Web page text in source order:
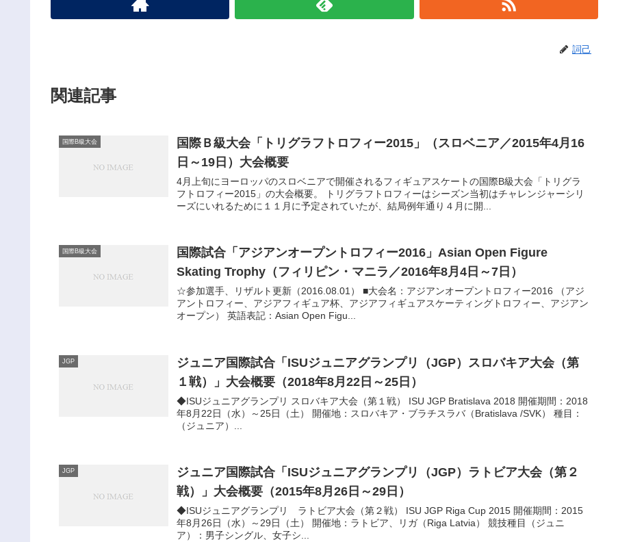
詞己
関連記事
国際B級大会
国際Ｂ級大会「トリグラフトロフィー2015」（スロベニア／2015年4月16
日～19日）大会概要
4月上旬にヨーロッパのスロベニアで開催されるフィギュアスケートの国際B級大会「トリグラ
フトロフィー2015」の大会概要。 トリグラフトロフィーはシーズン当初はチャレンジャーシリ
ーズにいれるために１１月に予定されていたが、結局例年通り４月に開...
国際B級大会
国際試合「アジアンオープントロフィー2016」Asian Open Figure
Skating Trophy（フィリピン・マニラ／2016年8月4日～7日）
☆参加選手、リザルト更新（2016.08.01） ■大会名：アジアンオープントロフィー2016 （アジ
アントロフィー、アジアフィギュア杯、アジアフィギュアスケーティングトロフィー、アジアン
オープン） 英語表記：Asian Open Figu...
JGP
ジュニア国際試合「ISUジュニアグランプリ（JGP）スロバキア大会（第
１戦）」大会概要（2018年8月22日～25日）
◆ISUジュニアグランプリ スロバキア大会（第１戦） ISU JGP Bratislava 2018 開催期間：2018
年8月22日（水）～25日（土） 開催地：スロバキア・ブラチスラバ（Bratislava /SVK） 種目：
（ジュニア）...
JGP
ジュニア国際試合「ISUジュニアグランプリ（JGP）ラトビア大会（第２
戦）」大会概要（2015年8月26日～29日）
◆ISUジュニアグランプリ ラトビア大会（第２戦） ISU JGP Riga Cup 2015 開催期間：2015
年8月26日（水）～29日（土） 開催地：ラトビア、リガ（Riga Latvia） 競技種目（ジュニ
ア）：男子シングル、女子シ...